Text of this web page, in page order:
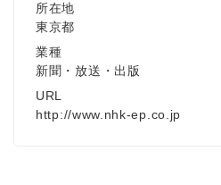
所在地
東京都
業種
新聞・放送・出版
URL
http://www.nhk-ep.co.jp